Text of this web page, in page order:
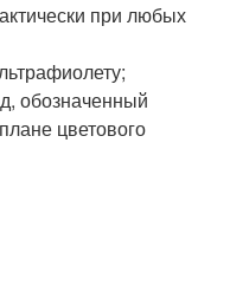
при любых
обозначенный
цветового